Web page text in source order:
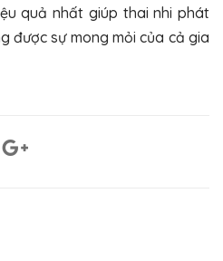
quả nhất giúp thai nhi phát
được sự mong mỏi của cả gia